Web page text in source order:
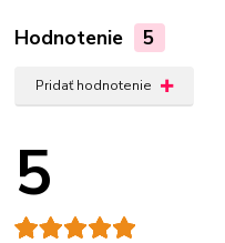
Hodnotenie 5
Pridať hodnotenie
5